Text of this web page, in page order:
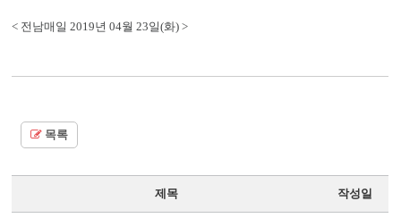
< 전남매일 2019년 04월 23일(화) >
목록
제목 작성일